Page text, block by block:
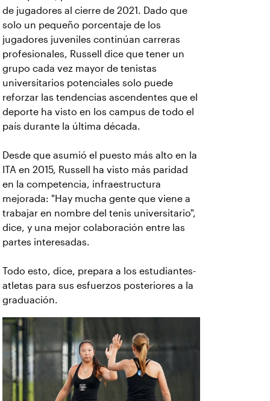
de jugadores al cierre de 2021. Dado que
solo un pequeño porcentaje de los
jugadores juveniles continúan carreras
profesionales, Russell dice que tener un
grupo cada vez mayor de tenistas
universitarios potenciales solo puede
reforzar las tendencias ascendentes que el
deporte ha visto en los campus de todo el
país durante la última década.
Desde que asumió el puesto más alto en la
ITA en 2015, Russell ha visto más paridad
en la competencia, infraestructura
mejorada: "Hay mucha gente que viene a
trabajar en nombre del tenis universitario",
dice, y una mejor colaboración entre las
partes interesadas.
Todo esto, dice, prepara a los estudiantes-
atletas para sus esfuerzos posteriores a la
graduación.